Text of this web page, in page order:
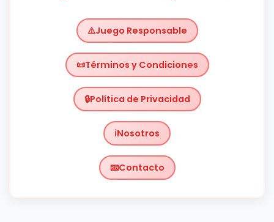
Juego Responsable
Términos y Condiciones
Política de Privacidad
Nosotros
Contacto